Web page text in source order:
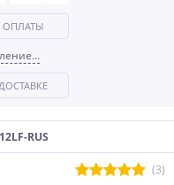
RUS
(3)
ОПЛАТЫ